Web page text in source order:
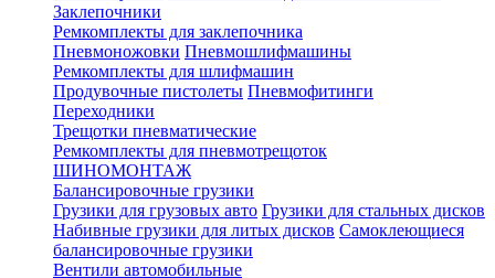
Заклепочники
Ремкомплекты для заклепочника
Пневмоножовки Пневмошлифмашины
Ремкомплекты для шлифмашин
Продувочные пистолеты Пневмофитинги
Переходники
Трещотки пневматические
Ремкомплекты для пневмотрещоток
ШИНОМОНТАЖ
Балансировочные грузики
Грузики для грузовых авто Грузики для стальных дисков
Набивные грузики для литых дисков Самоклеющиеся
балансировочные грузики
Вентили автомобильные